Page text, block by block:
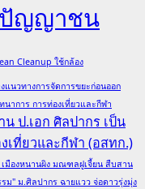
ปัญญาชน
Cleanup ใช้กล้อง
นวทางการจัดการขยะก่อนออก
าการ การท่องเที่ยวและกีฬา
ป.เอก ศิลปากร เป็น
เที่ยวและกีฬา (อสทก.)
มืองหนานผิง มณฑลฝูเจี้ยน สืบสาน
ม" ม.ศิลปากร ฉายแวว จ่อดาวรุ่งมุ่ง